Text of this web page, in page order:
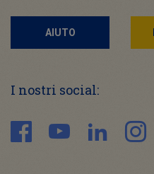
AIUTO
I nostri social: